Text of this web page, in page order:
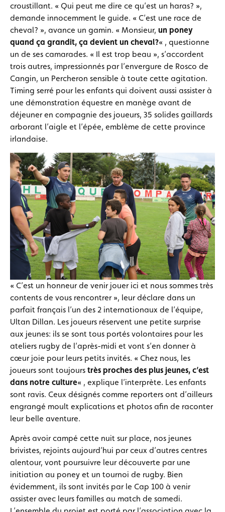
croustillant. « Qui peut me dire ce qu’est un haras? »,
demande innocemment le guide. « C’est une race de
cheval? », avance un gamin. « Monsieur, un poney
quand ça grandit, ça devient un cheval?« , questionne
un de ses camarades. « Il est trop beau », s’accordent
trois autres, impressionnés par l’envergure de Rosco de
Cangin, un Percheron sensible à toute cette agitation.
Timing serré pour les enfants qui doivent aussi assister à
une démonstration équestre en manège avant de
déjeuner en compagnie des joueurs, 35 solides gaillards
arborant l’aigle et l’épée, emblème de cette province
irlandaise.
« C’est un honneur de venir jouer ici et nous sommes très
contents de vous rencontrer », leur déclare dans un
parfait français l’un des 2 internationaux de l’équipe,
Ultan Dillan. Les joueurs réservent une petite surprise
aux jeunes: ils se sont tous portés volontaires pour les
ateliers rugby de l’après-midi et vont s’en donner à
cœur joie pour leurs petits invités. « Chez nous, les
joueurs sont toujours très proches des plus jeunes, c’est
dans notre culture« , explique l’interprète. Les enfants
sont ravis. Ceux désignés comme reporters ont d’ailleurs
engrangé moult explications et photos afin de raconter
leur belle aventure.
Après avoir campé cette nuit sur place, nos jeunes
brivistes, rejoints aujourd’hui par ceux d’autres centres
alentour, vont poursuivre leur découverte par une
initiation au poney et un tournoi de rugby. Bien
évidemment, ils sont invités par le Cap 100 à venir
assister avec leurs familles au match de samedi.